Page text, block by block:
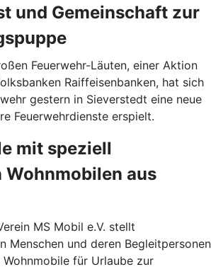
und Gemeinschaft zur
Feuerwehr-Läuten, einer Aktion
Raiffeisenbanken, hat sich
gestern in Sieverstedt eine neue
Feuerwehrdienste erspielt.
mit speziell
Wohnmobilen aus
MS Mobil e.V. stellt
Menschen und deren Begleitpersonen
für Urlaube zur